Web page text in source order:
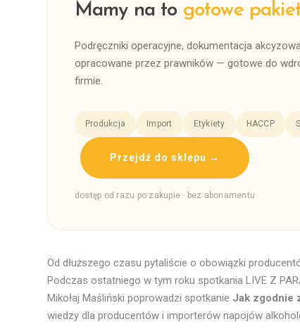
Mamy na to gotowe
Podręczniki operacyjne, dokumentacja
opracowane przez prawników — gotowe do
firmie.
Produkcja Import Etykiety HACCP
Przejdź do sklepu →
dostęp od razu po zakupie · bez abonamentu
Od dłuższego czasu pytaliście o obowiązki
Podczas ostatniego w tym roku spotkania LIVE Z
Mikołaj Maśliński poprowadzi spotkanie Jak zgodnie
wiedzy dla producentów i importerów napojów